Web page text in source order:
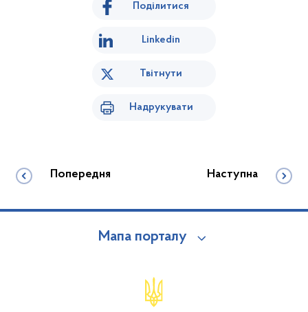
Поділитися
Linkedin
Твітнути
Надрукувати
Попередня Наступна
Мапа порталу